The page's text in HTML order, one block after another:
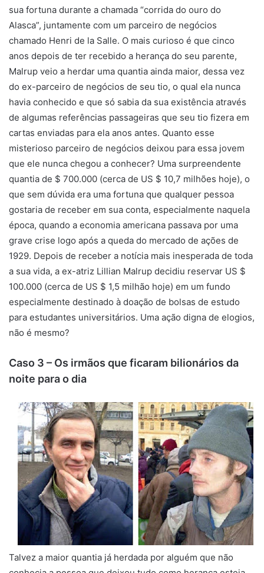
sua fortuna durante a chamada “corrida do ouro do
Alasca”, juntamente com um parceiro de negócios
chamado Henri de la Salle. O mais curioso é que cinco
anos depois de ter recebido a herança do seu parente,
Malrup veio a herdar uma quantia ainda maior, dessa vez
do ex-parceiro de negócios de seu tio, o qual ela nunca
havia conhecido e que só sabia da sua existência através
de algumas referências passageiras que seu tio fizera em
cartas enviadas para ela anos antes. Quanto esse
misterioso parceiro de negócios deixou para essa jovem
que ele nunca chegou a conhecer? Uma surpreendente
quantia de $ 700.000 (cerca de US $ 10,7 milhões hoje), o
que sem dúvida era uma fortuna que qualquer pessoa
gostaria de receber em sua conta, especialmente naquela
época, quando a economia americana passava por uma
grave crise logo após a queda do mercado de ações de
1929. Depois de receber a notícia mais inesperada de toda
a sua vida, a ex-atriz Lillian Malrup decidiu reservar US $
100.000 (cerca de US $ 1,5 milhão hoje) em um fundo
especialmente destinado à doação de bolsas de estudo
para estudantes universitários. Uma ação digna de elogios,
não é mesmo?
Caso 3 – Os irmãos que ficaram bilionários da
noite para o dia
Talvez a maior quantia já herdada por alguém que não